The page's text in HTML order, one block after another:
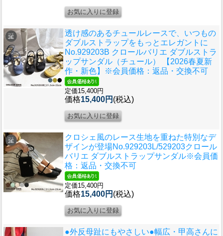
透け感のあるチュールレースで、いつもの
ダブルストラップをもっとエレガントに
No.929203B クロールバリエ ダブルストラ
ップサンダル（チュール） 【2026春夏新
作・新色】※会員価格：返品・交換不可
定価15,400円
価格15,400円 (税込)
クロシェ風のレース生地を重ねた特別なデ
ザインが登場No.929203L/529203クロール
バリエ ダブルストラップサンダル※会員価
格：返品・交換不可
定価15,400円
価格15,400円 (税込)
●外反母趾にもやさしい●幅広・甲高さんに